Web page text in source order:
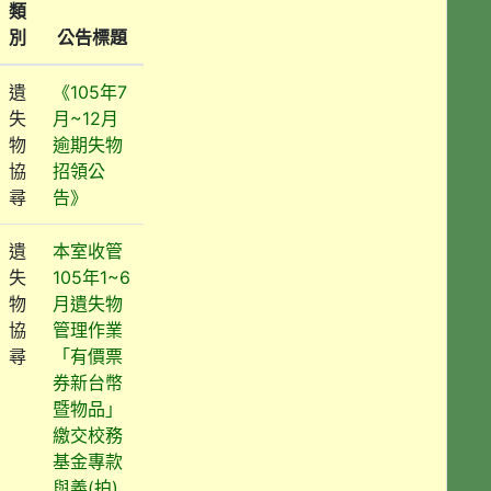
類
別
公告標題
遺
失
物
協
尋
《105年7
月~12月
逾期失物
招領公
告》
遺
失
物
協
尋
本室收管
105年1~6
月遺失物
管理作業
「有價票
券新台幣
暨物品」
繳交校務
基金專款